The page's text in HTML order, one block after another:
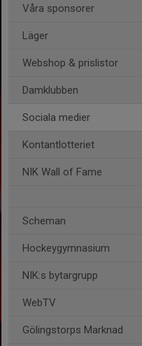
Våra sponsorer
Läger
Webshop & prislistor
Damklubben
Sociala medier
Kontantlotteriet
NIK Wall of Fame
Scheman
Hockeygymnasium
NIK:s bytargrupp
WebTV
Gölingstorps Marknad